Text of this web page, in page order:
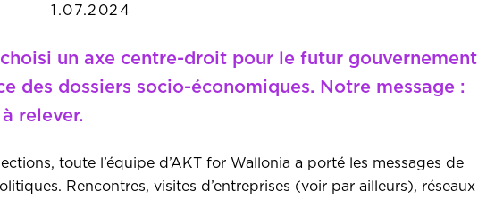
1.07.2024
un axe centre-droit pour le futur gouvernement
des dossiers socio-économiques. Notre message :
relever.
toute l’équipe d’AKT for Wallonia a porté les messages de
Rencontres, visites d’entreprises (voir par ailleurs), réseaux